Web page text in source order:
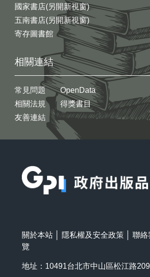
國家書店(另開新視窗)
五南書店(另開新視窗)
寄存圖書館
相關連結
常見問題
相關法規
友善連結
OpenData
得獎書目
關於本站 隱私權及安全政策 聯絡
覽
地址：10491台北市中山區松江路